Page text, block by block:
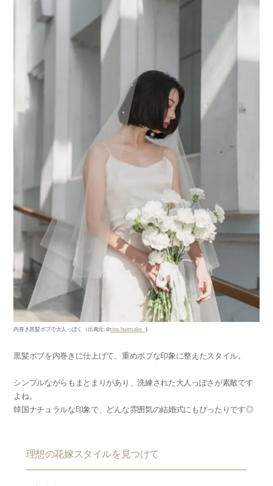
内巻き黒髪ボブで大人っぽく （出典元: ＠rina.hairmake_ ）
黒髪ボブを内巻きに仕上げて、重めボブな印象に整えたスタイル。
シンプルながらもまとまりがあり、洗練された大人っぽさが素敵です
よね。
韓国ナチュラルな印象で、どんな雰囲気の結婚式にもぴったりです◎
理想の花嫁スタイルを見つけて